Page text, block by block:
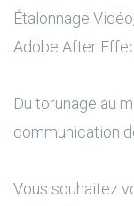
Étalonnage
Adobe After
Du torunage au
communication
Vous souhaitez